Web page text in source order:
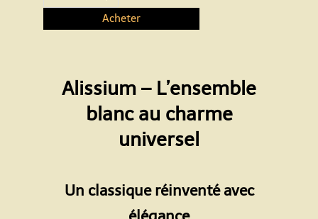
Acheter
Alissium – L’ensemble
blanc au charme
universel
Un classique réinventé avec